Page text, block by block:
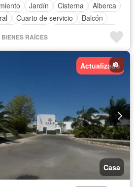
Jardín Cisterna
Alberca
Cuarto de servicio
Balcón
Aire acondicionado
Electricidad
Recámara con closet
RAÍCES
Actualizado
Casa